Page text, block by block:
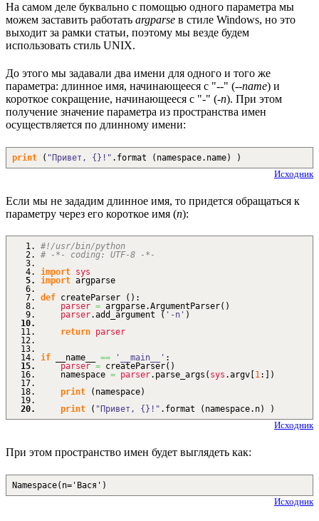
На самом деле буквально с помощью одного параметра мы
можем заставить работать argparse в стиле Windows, но это
выходит за рамки статьи, поэтому мы везде будем
использовать стиль UNIX.
До этого мы задавали два имени для одного и того же
параметра: длинное имя, начинающееся с "--" (--name) и
короткое сокращение, начинающееся с "-" (-n). При этом
получение значение параметра из пространства имен
осуществляется по длинному имени:
print ( "Привет, {}!" . format ( namespace. name) )
Исходник
Если мы не зададим длинное имя, то придется обращаться к
параметру через его короткое имя (n):
#!/usr/bin/python
# -*- coding: UTF-8 -*-
import sys
import argparse
def createParser ( ) :
parser = argparse.ArgumentParser( )
parser.add_argument ( '-n' )
return parser
if __name__ == '__main__' :
parser = createParser( )
namespace = parser. parse_args ( sys .argv 1:
)
print
( namespace)
print
( "Привет, {}!" . format ( namespace. n) )
Исходник
При этом пространство имен будет выглядеть как:
Namespace(n='Вася')
Исходник